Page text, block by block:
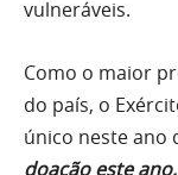
vulneráveis.
Como o maior
do país, o
único neste ano
doação este